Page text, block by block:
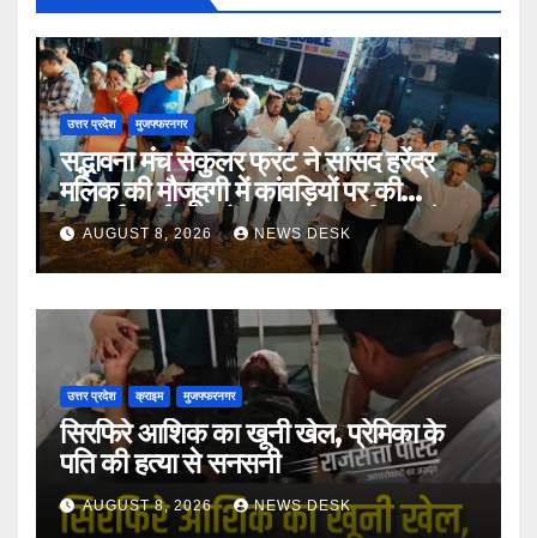
उत्तर प्रदेश मुजफ्फरनगर
सद्भावना मंच सेकुलर फ्रंट ने सांसद हरेंद्र
मलिक की मौजूदगी में कांवड़ियों पर की
पुष्पवर्षा, भाईचारे और सद्भावना का दिया संदेश
AUGUST 8, 2026 NEWS DESK
उत्तर प्रदेश क्राइम मुजफ्फरनगर
सिरफिरे आशिक का खूनी खेल, प्रेमिका के
पति की हत्या से सनसनी
AUGUST 8, 2026 NEWS DESK